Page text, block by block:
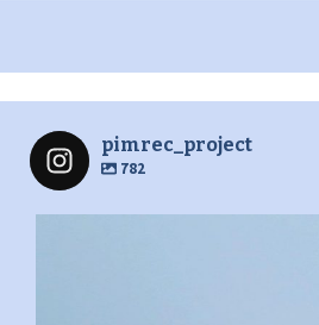
pimrec_project
782